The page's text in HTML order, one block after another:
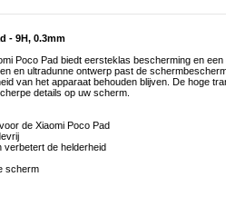
- 9H, 0.3mm
Poco Pad biedt eersteklas bescherming en
en ultradunne ontwerp past de
van het apparaat behouden blijven. De hoge
details op uw scherm.
de Xiaomi Poco Pad
verbetert de helderheid
scherm